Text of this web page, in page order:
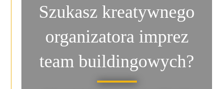
Szukasz kreatywnego
organizatora imprez
team buildingowych?